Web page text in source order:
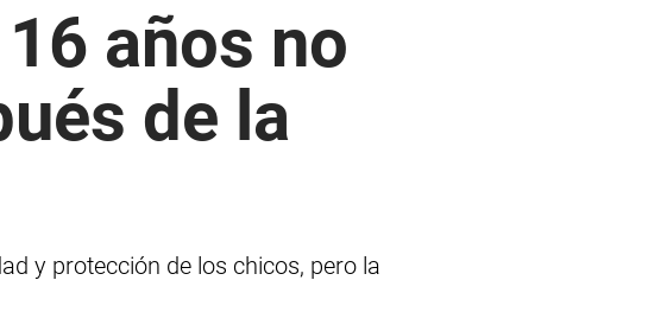
años no
de la
y protección de los chicos, pero la